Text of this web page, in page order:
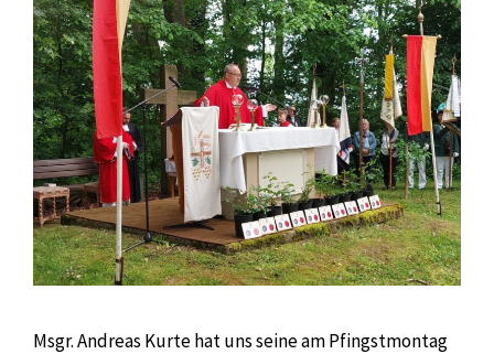
Msgr. Andreas Kurte hat uns seine am Pfingstmontag